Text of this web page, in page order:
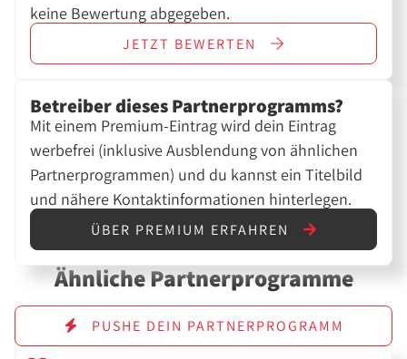
keine Bewertung abgegeben.
JETZT BEWERTEN
Betreiber dieses Partnerprogramms?
Mit einem Premium-Eintrag wird dein Eintrag
werbefrei (inklusive Ausblendung von ähnlichen
Partnerprogrammen) und du kannst ein Titelbild
und nähere Kontaktinformationen hinterlegen.
ÜBER PREMIUM ERFAHREN
Ähnliche Partnerprogramme
PUSHE DEIN PARTNERPROGRAMM